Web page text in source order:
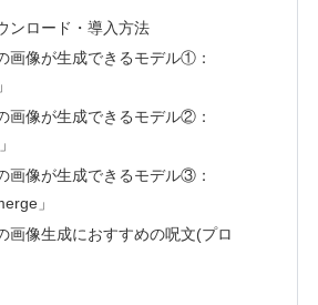
ンロード・導入方法
画像が生成できるモデル①：
画像が生成できるモデル②：
画像が生成できるモデル③：
」
画像生成におすすめの呪文(プロ